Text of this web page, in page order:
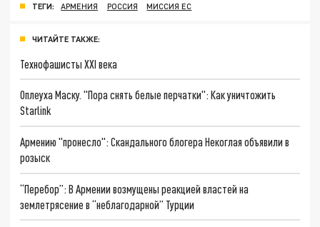
ТЕГИ: АРМЕНИЯ РОССИЯ МИССИЯ ЕС
ЧИТАЙТЕ ТАКЖЕ:
Технофашисты XXI века
Оплеуха Маску. "Пора снять белые перчатки": Как уничтожить
Starlink
Армению "пронесло": Скандального блогера Некоглая объявили в
розыск
“Перебор”: В Армении возмущены реакцией властей на
землетрясение в “неблагодарной” Турции